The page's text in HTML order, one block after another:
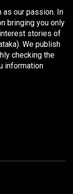
as our passion. In
bringing you only
stories of
We publish
checking the
information